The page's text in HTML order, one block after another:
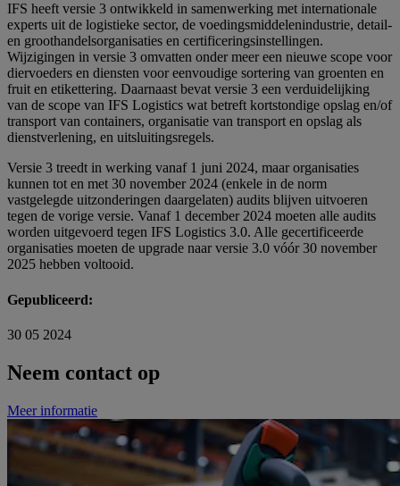
IFS heeft versie 3 ontwikkeld in samenwerking met internationale
experts uit de logistieke sector, de voedingsmiddelenindustrie, detail-
en groothandelsorganisaties en certificeringsinstellingen.
Wijzigingen in versie 3 omvatten onder meer een nieuwe scope voor
diervoeders en diensten voor eenvoudige sortering van groenten en
fruit en etikettering. Daarnaast bevat versie 3 een verduidelijking
van de scope van IFS Logistics wat betreft kortstondige opslag en/of
transport van containers, organisatie van transport en opslag als
dienstverlening, en uitsluitingsregels.
Versie 3 treedt in werking vanaf 1 juni 2024, maar organisaties
kunnen tot en met 30 november 2024 (enkele in de norm
vastgelegde uitzonderingen daargelaten) audits blijven uitvoeren
tegen de vorige versie. Vanaf 1 december 2024 moeten alle audits
worden uitgevoerd tegen IFS Logistics 3.0. Alle gecertificeerde
organisaties moeten de upgrade naar versie 3.0 vóór 30 november
2025 hebben voltooid.
Gepubliceerd:
30 05 2024
Neem contact op
Meer informatie